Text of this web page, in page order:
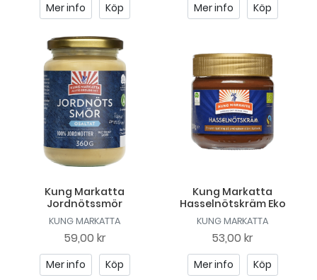
Mer info Köp
Mer info
Köp
Kung Markatta
Jordnötssmör
KUNG MARKATTA
59,00 kr
Mer info Köp
Kung Markatta
Hasselnötskräm Eko
KUNG MARKATTA
53,00 kr
Mer info Köp